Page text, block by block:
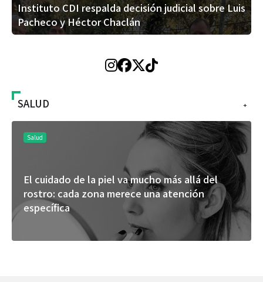
Instituto CDI respalda decisión judicial sobre Luis
Pacheco y Héctor Chaclán
+
SALUD
Salud
El cuidado de la piel va mucho más allá del
rostro: cada zona merece una atención
específica